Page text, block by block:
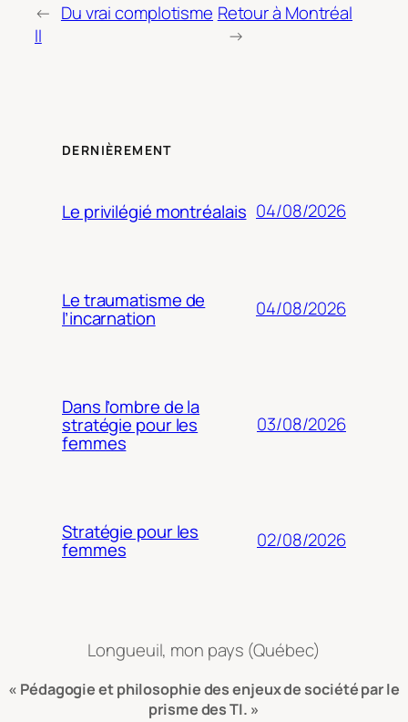
← Du vrai complotisme
II
Retour à Montréal
→
DERNIÈREMENT
Le privilégié montréalais 04/08/2026
Le traumatisme de
l’incarnation 04/08/2026
Dans l’ombre de la
stratégie pour les
femmes
03/08/2026
Stratégie pour les
femmes 02/08/2026
Longueuil, mon pays (Québec)
« Pédagogie et philosophie des enjeux de société par le
prisme des TI. »